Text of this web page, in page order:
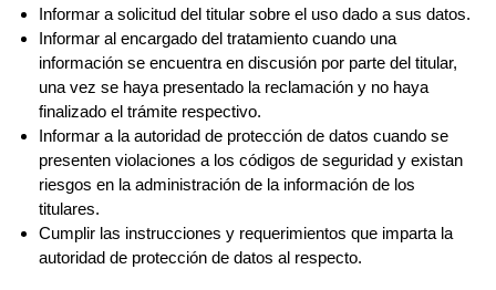
Informar a solicitud del titular sobre el uso dado a sus datos.
Informar al encargado del tratamiento cuando una
información se encuentra en discusión por parte del titular,
una vez se haya presentado la reclamación y no haya
finalizado el trámite respectivo.
Informar a la autoridad de protección de datos cuando se
presenten violaciones a los códigos de seguridad y existan
riesgos en la administración de la información de los
titulares.
Cumplir las instrucciones y requerimientos que imparta la
autoridad de protección de datos al respecto.